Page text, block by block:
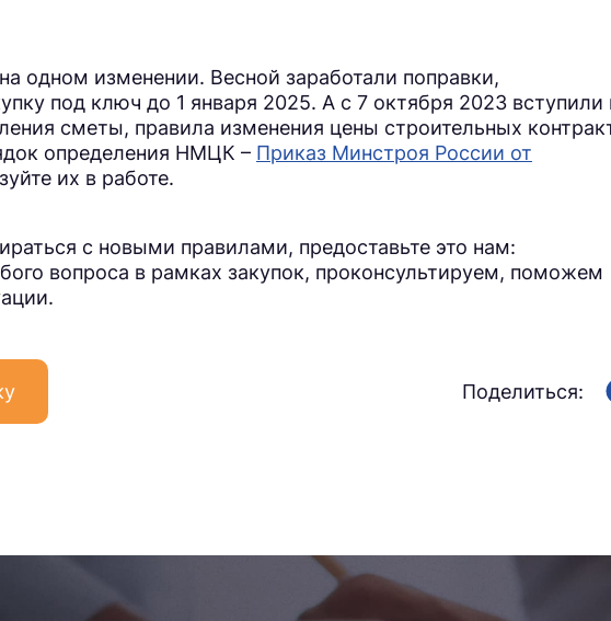
одном изменении. Весной заработали поправки,
под ключ до 1 января 2025. А с 7 октября 2023 вступили
сметы, правила изменения цены строительных
определения НМЦК – Приказ Минстроя России от
их в работе.
с новыми правилами, предоставьте это нам:
вопроса в рамках закупок, проконсультируем, поможем
Поделиться: